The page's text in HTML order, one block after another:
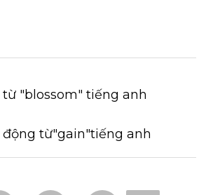
"blossom" tiếng anh
từ"gain"tiếng anh